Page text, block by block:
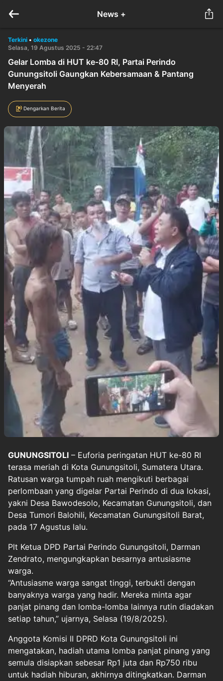
News +
Terkini • okezone
Selasa, 19 Agustus 2025 - 22:47
Gelar Lomba di HUT ke-80 RI, Partai Perindo
Gunungsitoli Gaungkan Kebersamaan & Pantang
Menyerah
Dengarkan Berita
GUNUNGSITOLI – Euforia peringatan HUT ke-80 RI
terasa meriah di Kota Gunungsitoli, Sumatera Utara.
Ratusan warga tumpah ruah mengikuti berbagai
perlombaan yang digelar Partai Perindo di dua lokasi,
yakni Desa Bawodesolo, Kecamatan Gunungsitoli, dan
Desa Tumori Balohili, Kecamatan Gunungsitoli Barat,
pada 17 Agustus lalu.
Plt Ketua DPD Partai Perindo Gunungsitoli, Darman
Zendrato, mengungkapkan besarnya antusiasme
warga.
“Antusiasme warga sangat tinggi, terbukti dengan
banyaknya warga yang hadir. Mereka minta agar
panjat pinang dan lomba-lomba lainnya rutin diadakan
setiap tahun,” ujarnya, Selasa (19/8/2025).
Anggota Komisi II DPRD Kota Gunungsitoli ini
mengatakan, hadiah utama lomba panjat pinang yang
semula disiapkan sebesar Rp1 juta dan Rp750 ribu
untuk hadiah hiburan, akhirnya ditingkatkan. Darman